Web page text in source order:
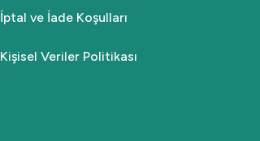
İptal ve İade Koşulları
Kişisel Veriler Politikası